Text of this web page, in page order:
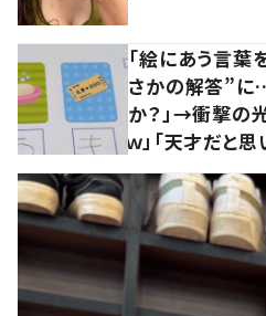
「絵にあう言葉
さかの解答”に
か？」→衝撃の
ｗ」「天才だと思